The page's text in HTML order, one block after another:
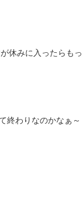
休みに入ったらも
終わりなのかなぁ～